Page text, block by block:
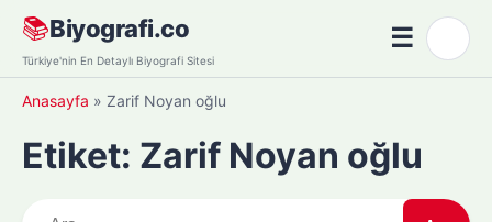
Skip
content
📚Biyografi.co
Türkiye'nin En Detaylı Biyografi Sitesi
☰Menü
Anasayfa » Zarif Noyan oğlu
Etiket: Zarif Noyan oğlu